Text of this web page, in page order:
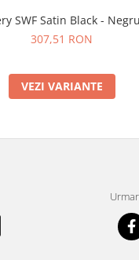
SWF Satin Black - Negru
307,51 RON
VEZI VARIANTE